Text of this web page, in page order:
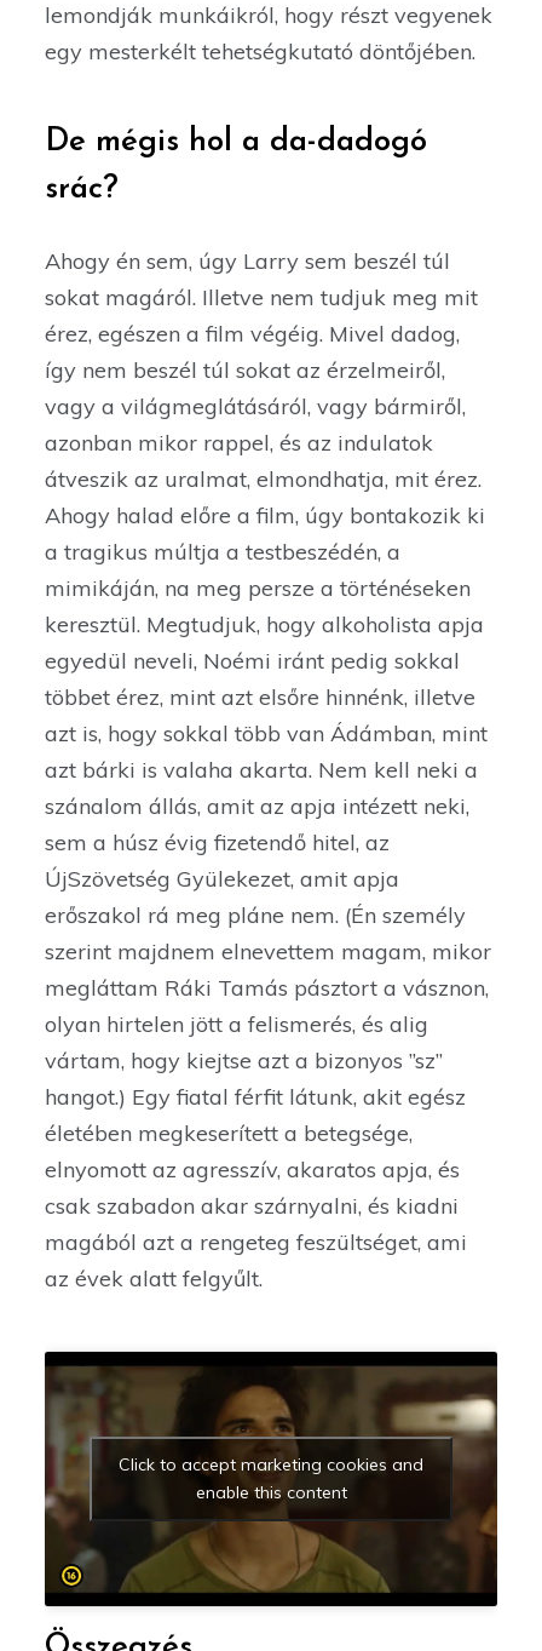
lemondják munkáikról, hogy részt vegyenek
egy mesterkélt tehetségkutató döntőjében.
De mégis hol a da-dadogó
srác?
Ahogy én sem, úgy Larry sem beszél túl
sokat magáról. Illetve nem tudjuk meg mit
érez, egészen a film végéig. Mivel dadog,
így nem beszél túl sokat az érzelmeiről,
vagy a világmeglátásáról, vagy bármiről,
azonban mikor rappel, és az indulatok
átveszik az uralmat, elmondhatja, mit érez.
Ahogy halad előre a film, úgy bontakozik ki
a tragikus múltja a testbeszédén, a
mimikáján, na meg persze a történéseken
keresztül. Megtudjuk, hogy alkoholista apja
egyedül neveli, Noémi iránt pedig sokkal
többet érez, mint azt elsőre hinnénk, illetve
azt is, hogy sokkal több van Ádámban, mint
azt bárki is valaha akarta. Nem kell neki a
szánalom állás, amit az apja intézett neki,
sem a húsz évig fizetendő hitel, az
ÚjSzövetség Gyülekezet, amit apja
erőszakol rá meg pláne nem. (Én személy
szerint majdnem elnevettem magam, mikor
megláttam Ráki Tamás pásztort a vásznon,
olyan hirtelen jött a felismerés, és alig
vártam, hogy kiejtse azt a bizonyos ’’sz’’
hangot.) Egy fiatal férfit látunk, akit egész
életében megkeserített a betegsége,
elnyomott az agresszív, akaratos apja, és
csak szabadon akar szárnyalni, és kiadni
magából azt a rengeteg feszültséget, ami
az évek alatt felgyűlt.
Click to accept marketing cookies and
enable this content